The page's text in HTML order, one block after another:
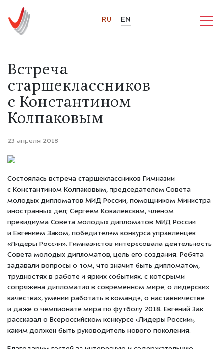
RU EN
Встреча
старшеклассников
с Константином
Колпаковым
23 апреля 2018
Состоялась встреча старшеклассников Гимназии
с Константином Колпаковым, председателем Совета
молодых дипломатов МИД России, помощником Министра
иностранных дел; Сергеем Ковалевским, членом
президиума Совета молодых дипломатов МИД России
и Евгением Заком, победителем конкурса управленцев
«Лидеры России». Гимназистов интересовала деятельность
Совета молодых дипломатов, цель его создания. Ребята
задавали вопросы о том, что значит быть дипломатом,
трудностях в работе и ярких событиях, с которыми
сопряжена дипломатия в современном мире, о лидерских
качествах, умении работать в команде, о наставничестве
и даже о чемпионате мира по футболу 2018. Евгений Зак
рассказал о Всероссийском конкурсе «Лидеры России»,
каким должен быть руководитель нового поколения.